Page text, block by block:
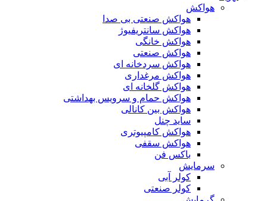
هواکش
هواکش صنعتی بی صدا
هواکش سانتریفیوژ
هواکش خانگی
هواکش صنعتی
هواکش سردخانه ای
هواکش مرغداری
هواکش گلخانه ای
هواکش حمام و سرویس بهداشتی
هواکش بین کانالی
ساید چنل
هواکش کامپیوتری
هواکش سقفی
باکس فن
سرمایش
کولر آبی
کولر صنعتی